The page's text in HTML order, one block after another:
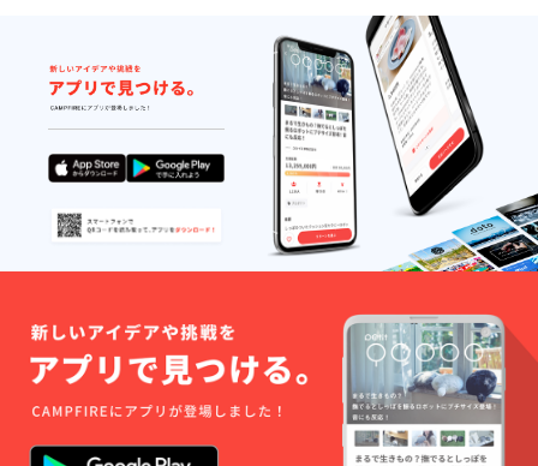
出演者
の収入
になる
料金を
指しま
す。
（注
４）飲
食代と
は、
HOTコ
ロッケ
でお願
いして
のこ
と。曜
日やラ
イブに
よって
りま
す。
（注
３）ラ
イブ
チャー
ジと
は、出
演者側
で値段
を設定
する、
出演者
の収入
になる
料金を
（注
４）飲
食代と
は、
HOTコ
ロッケ
でお願
いして
ル
チャー
ジを指
しま
す。出
演者も
お客様
もみん
な一緒
という
コンセ
プトの
ため、
来店し
生しま
す。
（注
３）ラ
イブ
チャー
ジと
は、出